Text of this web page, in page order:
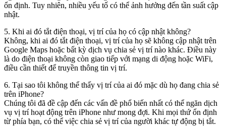
ổn định. Tuy nhiên, nhiều yếu tố có thể ảnh hưởng đến tần suất cập
nhật.
5. Khi ai đó tắt điện thoại, vị trí của họ có cập nhật không?
Không, khi ai đó tắt điện thoại, vị trí của họ sẽ không cập nhật trên
Google Maps hoặc bất kỳ dịch vụ chia sẻ vị trí nào khác. Điều này
là do điện thoại không còn giao tiếp với mạng di động hoặc WiFi,
điều cần thiết để truyền thông tin vị trí.
6. Tại sao tôi không thể thấy vị trí của ai đó mặc dù họ đang chia sẻ
trên iPhone?
Chúng tôi đã đề cập đến các vấn đề phổ biến nhất có thể ngăn dịch
vụ vị trí hoạt động trên iPhone như mong đợi. Khi mọi thứ ổn định
từ phía bạn, có thể việc chia sẻ vị trí của người khác tự động bị tắt.